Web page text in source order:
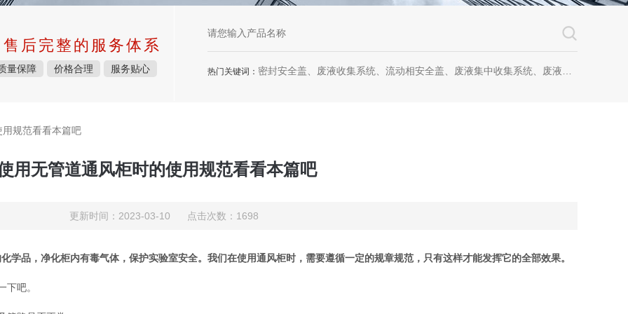
后完整的服务体系
量保障 价格合理 服务贴心 热门关键词： 密封安全盖、废液收集系统、流动相安全盖、废液集中收集系统、废液收集漏斗，全自动溶出杯清洗仪、全自动溶出脱气机、无管道通风柜、无管道药品柜
规范看看本篇吧
用无管道通风柜时的使用规范看看本篇吧
更新时间：2023-03-10 点击次数：1698
学品，净化柜内有毒气体，保护实验室安全。我们在使用通风柜时，需要遵循一定的规章规范，只有这样才能发挥它的全部效果。
吧。